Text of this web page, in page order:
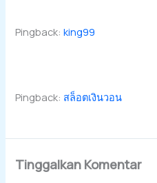
Pingback:king99
Pingback: สล็อตเงินวอน
Tinggalkan Komentar